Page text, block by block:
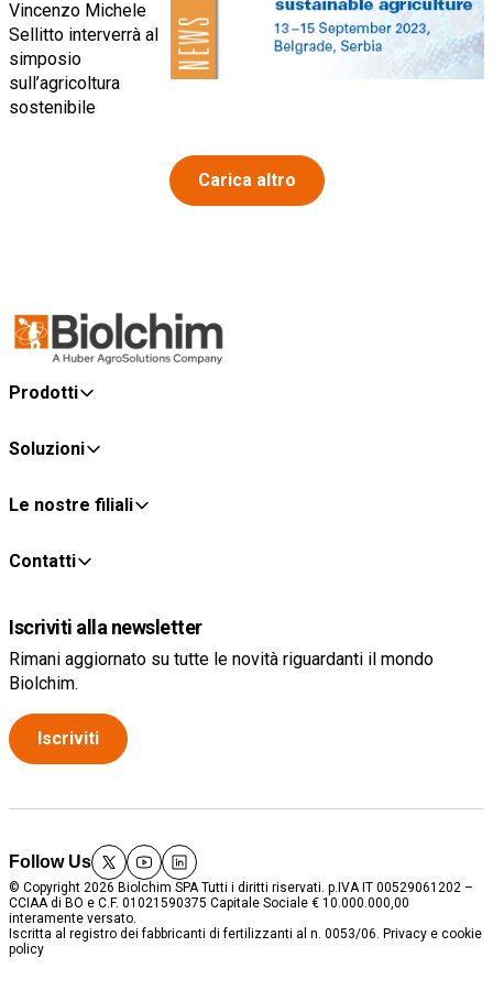
Vincenzo Michele
Sellitto interverrà al
simposio
sull’agricoltura
sostenibile
Carica altro
Prodotti
Soluzioni
Le nostre filiali
Contatti
Iscriviti alla newsletter
Rimani aggiornato su tutte le novità riguardanti il mondo
Biolchim.
Iscriviti
Follow Us
twitteryoutube
linkedin
© Copyright 2026 Biolchim SPA Tutti i diritti riservati. p.IVA IT 00529061202 –
CCIAA di BO e C.F. 01021590375 Capitale Sociale € 10.000.000,00
interamente versato.
Iscritta al registro dei fabbricanti di fertilizzanti al n. 0053/06. Privacy e cookie
policy